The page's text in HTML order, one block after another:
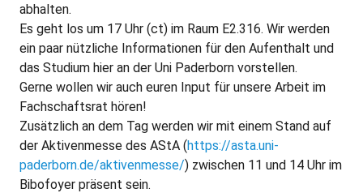
abhalten.
Es geht los um 17 Uhr (ct) im Raum E2.316. Wir werden
ein paar nützliche Informationen für den Aufenthalt und
das Studium hier an der Uni Paderborn vorstellen.
Gerne wollen wir auch euren Input für unsere Arbeit im
Fachschaftsrat hören!
Zusätzlich an dem Tag werden wir mit einem Stand auf
der Aktivenmesse des AStA (https://asta.uni-
paderborn.de/aktivenmesse/) zwischen 11 und 14 Uhr im
Bibofoyer präsent sein.